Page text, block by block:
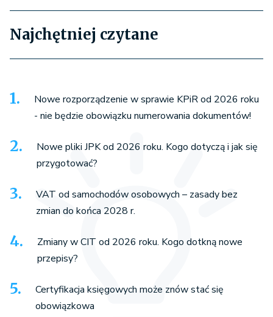
Najchętniej czytane
Nowe rozporządzenie w sprawie KPiR od 2026 roku
- nie będzie obowiązku numerowania dokumentów!
Nowe pliki JPK od 2026 roku. Kogo dotyczą i jak się
przygotować?
VAT od samochodów osobowych – zasady bez
zmian do końca 2028 r.
Zmiany w CIT od 2026 roku. Kogo dotkną nowe
przepisy?
Certyfikacja księgowych może znów stać się
obowiązkowa